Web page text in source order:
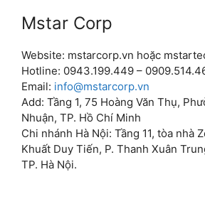
Mstar Corp
Website: mstarcorp.vn hoặc
Hotline: ‭0943.199.449 –
Email: info@mstarcorp.vn
Add: Tầng 1, 75 Hoàng Văn Thụ,
Nhuận, TP. Hồ Chí Minh
Chi nhánh Hà Nội: Tầng 11, tòa nhà
Khuất Duy Tiến, P. Thanh Xuân
TP. Hà Nội.